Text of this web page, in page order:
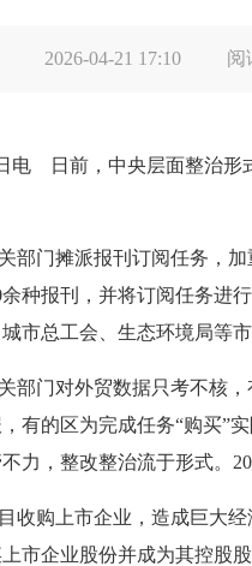
2026-04-21 17:10 阅
日前，中央层面整治形式
门摊派报刊订阅任务，加
种报刊，并将订阅任务进
市总工会、生态环境局等
门对外贸数据只考不核，
有的区为完成任务“购买”
力，整改整治流于形式。
购上市企业，造成巨大经
市企业股份并成为其控股